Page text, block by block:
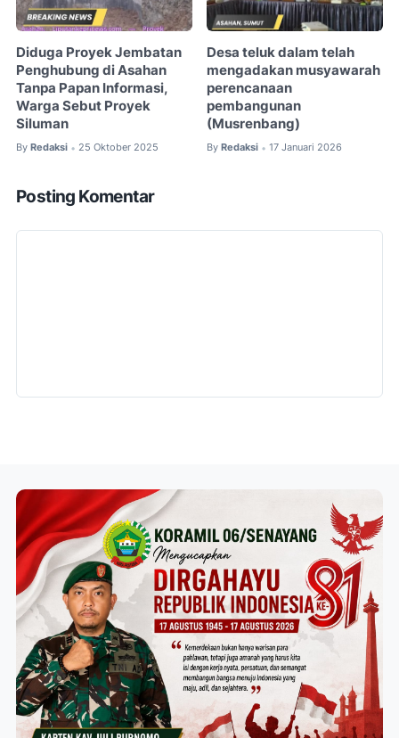
Diduga Proyek Jembatan
Penghubung di Asahan
Tanpa Papan Informasi,
Warga Sebut Proyek
Siluman
By Redaksi • 25 Oktober 2025
Desa teluk dalam telah
mengadakan musyawarah
perencanaan
pembangunan
(Musrenbang)
By Redaksi • 17 Januari 2026
Posting Komentar